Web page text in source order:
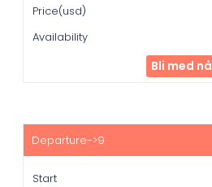
Bli med nå